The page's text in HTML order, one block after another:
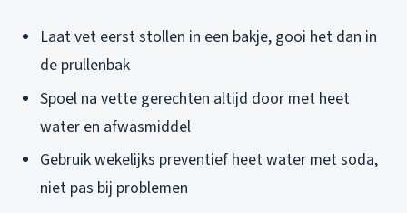
Laat vet eerst stollen in een bakje, gooi het dan in
de prullenbak
Spoel na vette gerechten altijd door met heet
water en afwasmiddel
Gebruik wekelijks preventief heet water met soda,
niet pas bij problemen